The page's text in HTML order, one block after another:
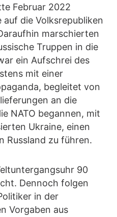
Februar 2022
die Volksrepubliken
marschierten
Truppen in die
ein Aufschrei des
mit einer
begleitet von
an die
NATO begannen, mit
Ukraine, einen
Russland zu führen.
90
Dennoch folgen
in der
Vorgaben aus